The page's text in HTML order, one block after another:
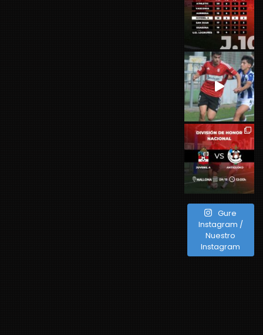
Gure
Instagram /
Nuestro
Instagram